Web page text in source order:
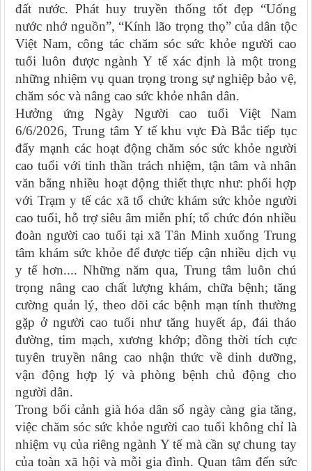
đất nước. Phát huy truyền thống tốt đẹp “Uống
nước nhớ nguồn”, “Kính lão trọng thọ” của dân tộc
Việt Nam, công tác chăm sóc sức khỏe người cao
tuổi luôn được ngành Y tế xác định là một trong
những nhiệm vụ quan trọng trong sự nghiệp bảo vệ,
chăm sóc và nâng cao sức khỏe nhân dân.
Hưởng ứng Ngày Người cao tuổi Việt Nam
6/6/2026, Trung tâm Y tế khu vực Đà Bắc tiếp tục
đẩy mạnh các hoạt động chăm sóc sức khỏe người
cao tuổi với tinh thần trách nhiệm, tận tâm và nhân
văn bằng nhiều hoạt động thiết thực như: phối hợp
với Trạm y tế các xã tổ chức khám sức khỏe người
cao tuổi, hỗ trợ siêu âm miễn phí; tổ chức đón nhiều
đoàn người cao tuổi tại xã Tân Minh xuống Trung
tâm khám sức khỏe để được tiếp cận nhiều dịch vụ
y tế hơn.... Những năm qua, Trung tâm luôn chú
trọng nâng cao chất lượng khám, chữa bệnh; tăng
cường quản lý, theo dõi các bệnh mạn tính thường
gặp ở người cao tuổi như tăng huyết áp, đái tháo
đường, tim mạch, xương khớp; đồng thời tích cực
tuyên truyền nâng cao nhận thức về dinh dưỡng,
vận động hợp lý và phòng bệnh chủ động cho
người dân.
Trong bối cảnh già hóa dân số ngày càng gia tăng,
việc chăm sóc sức khỏe người cao tuổi không chỉ là
nhiệm vụ của riêng ngành Y tế mà cần sự chung tay
của toàn xã hội và mỗi gia đình. Quan tâm đến sức